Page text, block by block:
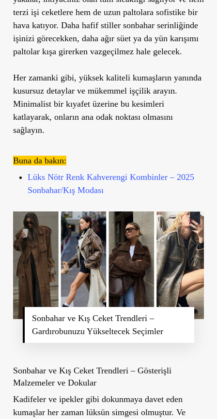
terzi işi ceketlere hem de uzun paltolara sofistike bir
hava katıyor. Daha hafif stiller sonbahar serinliğinde
işinizi görecekken, daha ağır süet ya da yün karışımı
paltolar kışa girerken vazgeçilmez hale gelecek.
Her zamanki gibi, yüksek kaliteli kumaşların yanında
kusursuz detaylar ve mükemmel işçilik arayın.
Minimalist bir kıyafet üzerine bu kesimleri
katlayarak, onların ana odak noktası olmasını
sağlayın.
Buna da bakın:
Lüks Nötr Renk Kahverengi Kombinler – 2025
Sonbahar/Kış Modası
Sonbahar ve Kış Ceket Trendleri –
Gardırobunuzu Yükseltecek Seçimler
Sonbahar ve Kış Ceket Trendleri – Gösterişli
Malzemeler ve Dokular
Kadifeler ve ipekler gibi dokunmaya davet eden
kumaşlar her zaman lüksün simgesi olmuştur. Ve